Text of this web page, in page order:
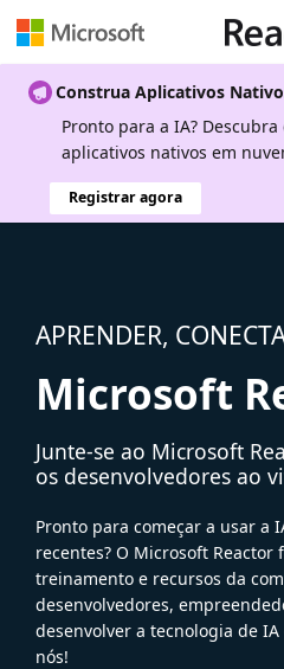
Construa Aplicativos
Pronto para a IA?
aplicativos nativos em
Registrar agora
APRENDER,
Microsoft
Junte-se ao Microsoft
os desenvolvedores ao
Pronto para começar a usar a
recentes? O Microsoft Reactor
treinamento e recursos da
desenvolvedores,
desenvolver a tecnologia de
nós!